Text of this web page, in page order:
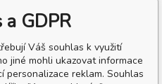
a GDPR
Váš souhlas k využití
jiné mohli ukazovat informace
personalizace reklam. Souhlas